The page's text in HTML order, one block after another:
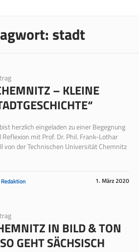
stadt
– KLEINE
herzlich eingeladen zu einer Begegnung
Reflexion mit Prof. Dr. Phil. Frank-Lothar
von der Technischen Universität Chemnitz
1. März 2020
Redaktion
IN BILD & TON
GEHT SÄCHSISCH